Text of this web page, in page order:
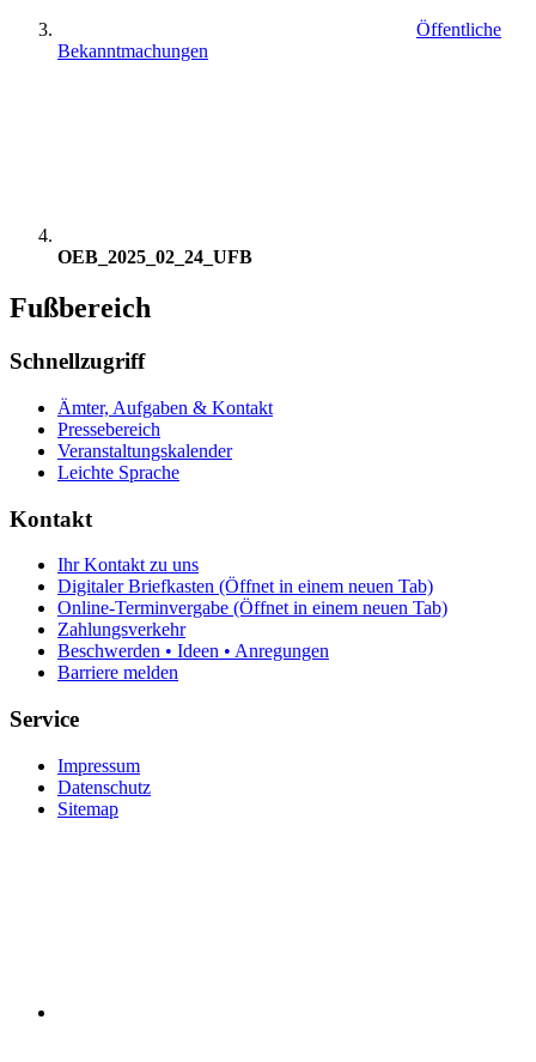
Öffentliche
Bekanntmachungen
OEB_2025_02_24_UFB
Fußbereich
Schnellzugriff
Ämter, Aufgaben & Kontakt
Pressebereich
Veranstaltungskalender
Leichte Sprache
Kontakt
Ihr Kontakt zu uns
Digitaler Briefkasten (Öffnet in einem neuen Tab)
Online-Terminvergabe (Öffnet in einem neuen Tab)
Zahlungsverkehr
Beschwerden • Ideen • Anregungen
Barriere melden
Service
Impressum
Datenschutz
Sitemap